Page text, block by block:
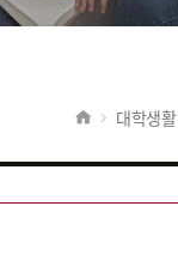
대학생활